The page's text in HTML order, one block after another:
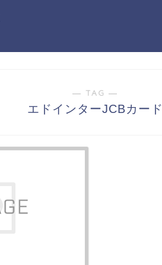
― TAG ―
エドインターJCBカード